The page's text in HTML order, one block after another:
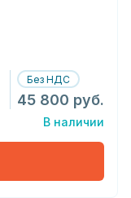
Без НДС
45 800 руб.
В наличии